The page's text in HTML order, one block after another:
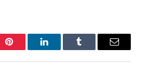
Pinterest LinkedInTumblr Email